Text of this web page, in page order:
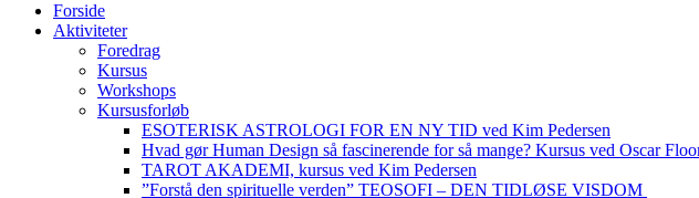
Forside
Aktiviteter
Foredrag
Kursus
Workshops
Kursusforløb
ESOTERISK ASTROLOGI FOR EN NY TID ved Kim Pedersen
Hvad gør Human Design så fascinerende for så mange? Kursus ved Oscar
TAROT AKADEMI, kursus ved Kim Pedersen
”Forstå den spirituelle verden” TEOSOFI – DEN TIDLØSE VISDOM